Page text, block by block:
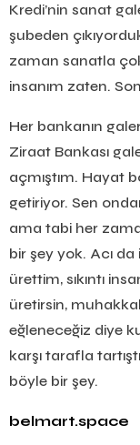
Kredi’nin sanat
şubeden
zaman sanatla
insanım zaten.
Her bankanın
Ziraat Bankası
açmıştım. Hayat
getiriyor. Sen
ama tabi her
bir şey yok. Acı
ürettim, sıkıntı
üretirsin,
eğleneceğiz diye
karşı tarafla
böyle bir şey.
belmart.space